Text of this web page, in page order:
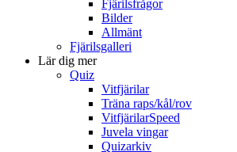
Fjärilsfrågor
Bilder
Allmänt
Fjärilsgalleri
Lär dig mer
Quiz
Vitfjärilar
Träna raps/kål/rov
VitfjärilarSpeed
Juvela vingar
Quizarkiv